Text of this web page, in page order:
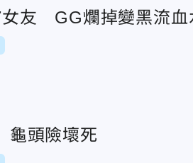
女友 GG爛掉變黑流血
龜頭險壞死